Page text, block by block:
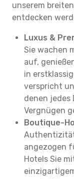
unserem
entdecken
Luxus &
Sie wachen
auf,
in
verspricht
denen
Vergnügen
Boutique-
angezogen
Hotels Sie